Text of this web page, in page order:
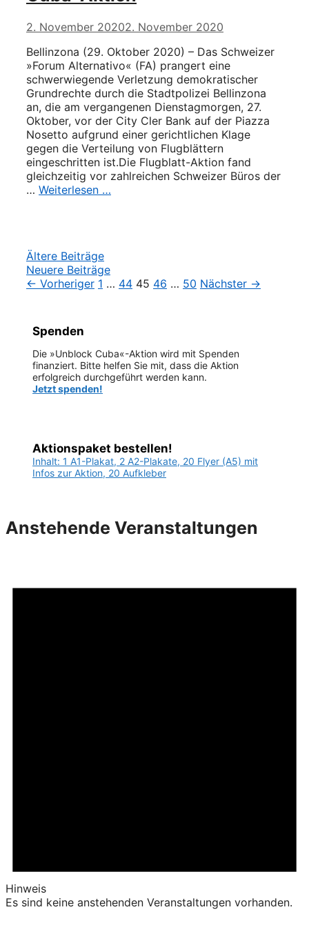
2. November 20202. November 2020
Bellinzona (29. Oktober 2020) – Das Schweizer
»Forum Alternativo« (FA) prangert eine
schwerwiegende Verletzung demokratischer
Grundrechte durch die Stadtpolizei Bellinzona
an, die am vergangenen Dienstagmorgen, 27.
Oktober, vor der City Cler Bank auf der Piazza
Nosetto aufgrund einer gerichtlichen Klage
gegen die Verteilung von Flugblättern
eingeschritten ist.Die Flugblatt-Aktion fand
gleichzeitig vor zahlreichen Schweizer Büros der
… Weiterlesen …
Beitrags-
Navigation
Ältere Beiträge
Neuere Beiträge
← Vorheriger 1 … 44 45 46 … 50 Nächster →
Spenden
Die »Unblock Cuba«-Aktion wird mit Spenden
finanziert. Bitte helfen Sie mit, dass die Aktion
erfolgreich durchgeführt werden kann.
Jetzt spenden!
Aktionspaket bestellen!
Inhalt: 1 A1-Plakat, 2 A2-Plakate, 20 Flyer (A5) mit
Infos zur Aktion, 20 Aufkleber
Anstehende Veranstaltungen
Hinweis
Es sind keine anstehenden Veranstaltungen vorhanden.